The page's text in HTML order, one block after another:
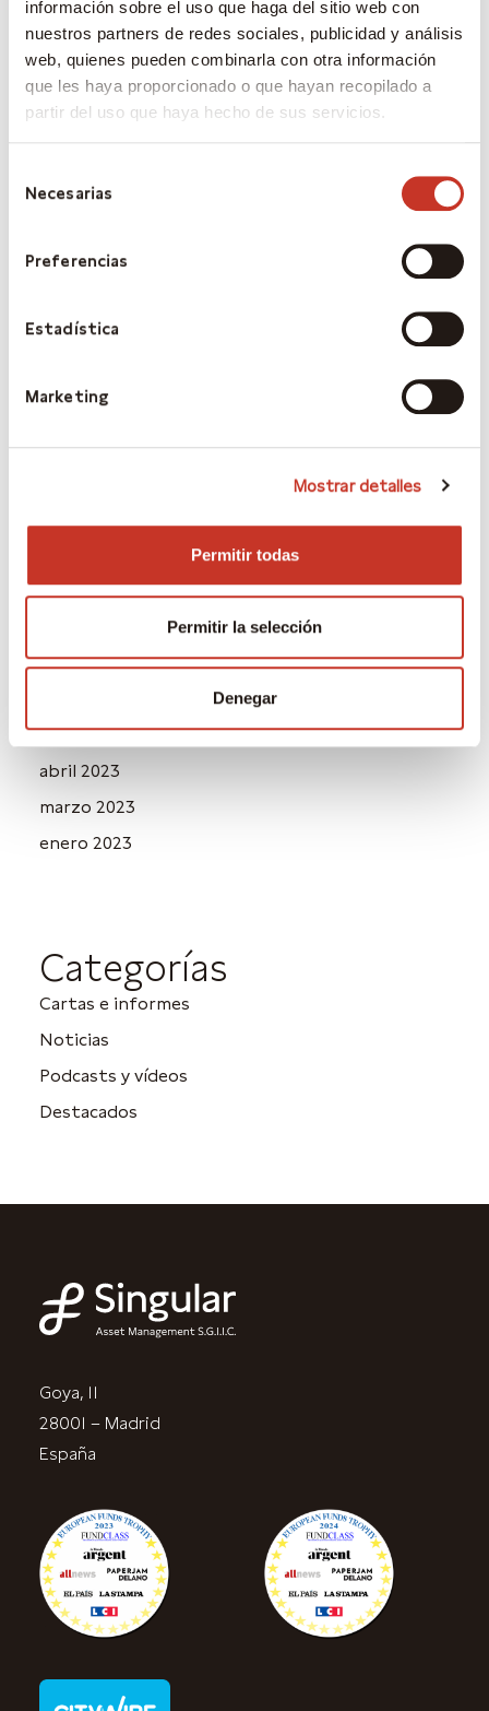
información sobre el uso que haga del sitio web con
nuestros partners de redes sociales, publicidad y análisis
web, quienes pueden combinarla con otra información
que les haya proporcionado o que hayan recopilado a
partir del uso que haya hecho de sus servicios.
Necesarias
Preferencias
Estadística
Marketing
Mostrar detalles
Permitir todas
Permitir la selección
Denegar
abril 2025
marzo 2025
febrero 2025
enero 2025
noviembre 2024
septiembre 2024
junio 2024
abril 2024
marzo 2024
octubre 2023
julio 2023
mayo 2023
abril 2023
marzo 2023
enero 2023
Categorías
Cartas e informes
Noticias
Podcasts y vídeos
Destacados
Goya, 11
28001 – Madrid
España